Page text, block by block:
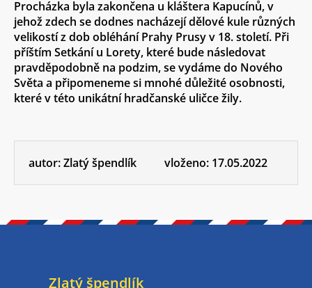
Procházka byla zakončena u kláštera Kapucínů, v
jehož zdech se dodnes nacházejí dělové kule různých
velikostí z dob obléhání Prahy Prusy v 18. století. Při
příštím Setkání u Lorety, které bude následovat
pravděpodobně na podzim, se vydáme do Nového
Světa a připomeneme si mnohé důležité osobnosti,
které v této unikátní hradčanské uličce žily.
autor:Zlatý špendlík vloženo: 17.05.2022
Zlatý špendlík